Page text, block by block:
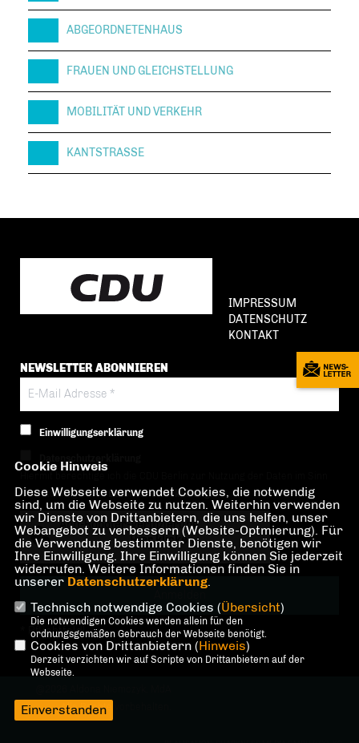
ABGEORDNETENHAUS
FRAUEN UND GLEICHSTELLUNG
MOBILITÄT UND VERKEHR
KANTSTRASSE
IMPRESSUM
DATENSCHUTZ
KONTAKT
NEWSLETTER ABONNIEREN
Einwilligungserklärung
der nachfolgenden Datenschutzerklärung.*
Anti-Roboter-Verifizierung
Hier klicken
Friendly Captcha ⇗
* Pflichtfeld!
Alle Rechte vorbehalten.
Cookie Hinweis
Diese Webseite verwendet Cookies, die notwendig
sind, um die Webseite zu nutzen. Weiterhin verwenden
wir Dienste von Drittanbietern, die uns helfen, unser
Webangebot zu verbessern (Website-Optmierung). Für
die Verwendung bestimmter Dienste, benötigen wir
Ihre Einwilligung. Ihre Einwilligung können Sie jederzeit
widerrufen. Weitere Informationen finden Sie in
unserer Datenschutzerklärung.
Technisch notwendige Cookies (Übersicht)
Die notwendigen Cookies werden allein für den
ordnungsgemäßen Gebrauch der Webseite benötigt.
Cookies von Drittanbietern (Hinweis)
Derzeit verzichten wir auf Scripte von Drittanbietern auf der
Webseite.
Einverstanden